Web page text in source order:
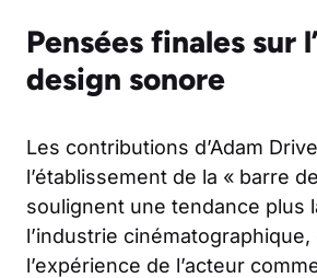
Pensées finales sur
design sonore
Les contributions d’Adam
l’établissement de la « barre
soulignent une tendance plus
l’industrie
l’expérience de l’acteur